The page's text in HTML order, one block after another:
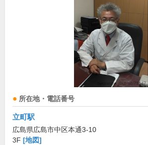
所在地・電話番号
立町駅
広島県広島市中区本通3-10
3F [地図]